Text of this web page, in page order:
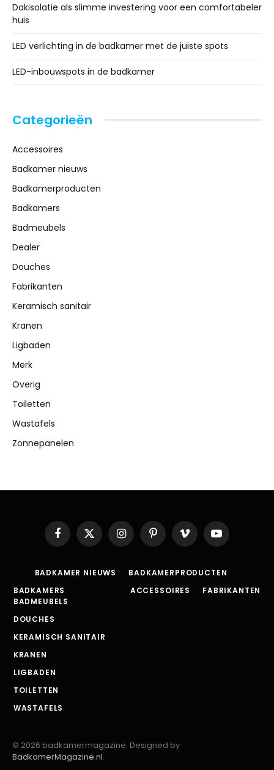
Dakisolatie als slimme investering voor een comfortabeler
huis
LED verlichting in de badkamer met de juiste spots
LED-inbouwspots in de badkamer
Categorieën
Accessoires
Badkamer nieuws
Badkamerproducten
Badkamers
Badmeubels
Dealer
Douches
Fabrikanten
Keramisch sanitair
Kranen
Ligbaden
Merk
Overig
Toiletten
Wastafels
Zonnepanelen
Facebook
X
(Twitter)
InstagramPinterestVimeo YouTube
BADKAMER NIEUWS
BADKAMERPRODUCTEN
BADKAMERS
BADMEUBELS
DOUCHES
KERAMISCH SANITAIR
KRANEN
LIGBADEN
TOILETTEN
WASTAFELS
ACCESSOIRES FABRIKANTEN
© 2026 badkamermagazine. Designed by
BadkamerMagazine.nl.